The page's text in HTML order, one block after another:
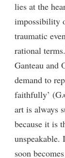
lies at the
impossibility
traumatic
rational
Ganteau and
demand to
faithfully’ (
art is always
because it is
unspeakable.
soon